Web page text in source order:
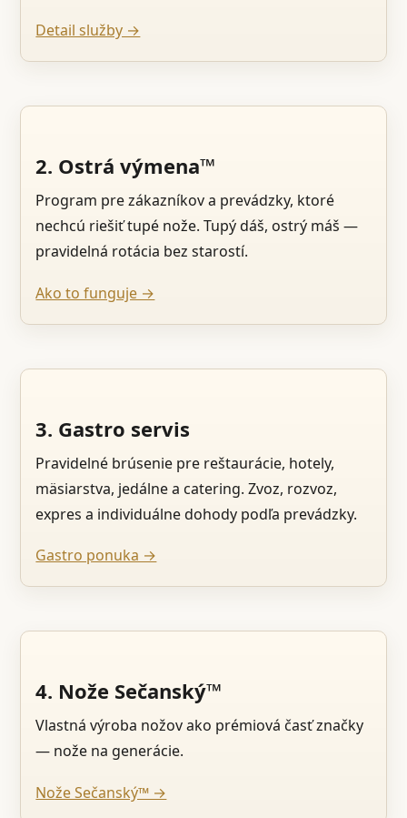
Detail služby →
2. Ostrá výmena™
Program pre zákazníkov a prevádzky, ktoré
nechcú riešiť tupé nože. Tupý dáš, ostrý máš —
pravidelná rotácia bez starostí.
Ako to funguje →
3. Gastro servis
Pravidelné brúsenie pre reštaurácie, hotely,
mäsiarstva, jedálne a catering. Zvoz, rozvoz,
expres a individuálne dohody podľa prevádzky.
Gastro ponuka →
4. Nože Sečanský™
Vlastná výroba nožov ako prémiová časť značky
— nože na generácie.
Nože Sečanský™ →